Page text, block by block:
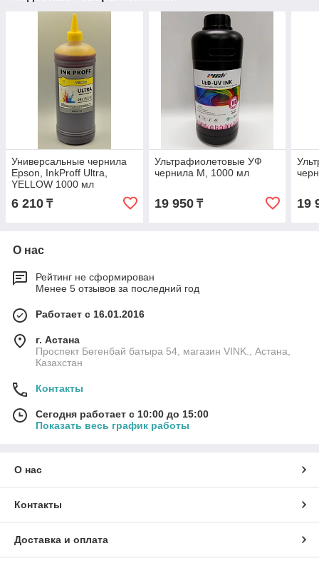
Универсальные чернила
Epson, InkProff Ultra,
YELLOW 1000 мл
6 210 ₸
Ультрафиолетовые УФ
чернила M, 1000 мл
19 950₸ 19
О нас
Рейтинг не сформирован
Менее 5 отзывов за последний год
Работает с 16.01.2016
г. Астана
Проспект Бөгенбай батыра 54, магазин VINK., Астана,
Казахстан
Контакты
Сегодня работает с 10:00 до 15:00
Показать весь график работы
О нас
Контакты
Доставка и оплата